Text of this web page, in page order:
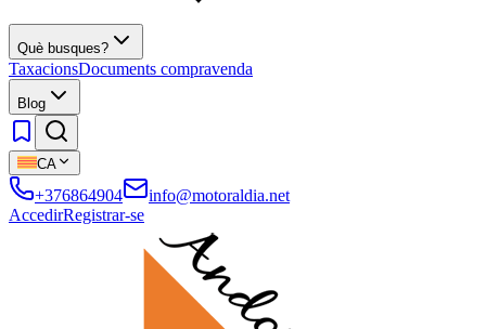
Què busques?
TaxacionsDocuments compravenda
Blog
CA
+376864904
info@motoraldia.net
AccedirRegistrar-se